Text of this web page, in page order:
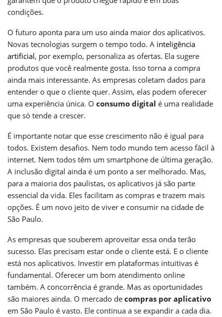
condições.
O futuro aponta para um uso ainda maior dos aplicativos.
Novas tecnologias surgem o tempo todo. A inteligência
artificial, por exemplo, personaliza as ofertas. Ela sugere
produtos que você realmente gosta. Isso torna a compra
ainda mais interessante. As empresas coletam dados para
entender o que o cliente quer. Assim, elas podem oferecer
uma experiência única. O consumo digital é uma realidade
que só tende a crescer.
É importante notar que esse crescimento não é igual para
todos. Existem desafios. Nem todo mundo tem acesso fácil à
internet. Nem todos têm um smartphone de última geração.
A inclusão digital ainda é um ponto a ser melhorado. Mas,
para a maioria dos paulistas, os aplicativos já são parte
essencial da vida. Eles facilitam as compras e trazem mais
opções. É um novo jeito de viver e consumir na cidade de
São Paulo.
As empresas que souberem aproveitar essa onda terão
sucesso. Elas precisam estar onde o cliente está. E o cliente
está nos aplicativos. Investir em plataformas intuitivas é
fundamental. Oferecer um bom atendimento online
também. A concorrência é grande. Mas as oportunidades
são maiores ainda. O mercado de compras por aplicativo
em São Paulo é vasto. Ele continua a se expandir a cada dia.